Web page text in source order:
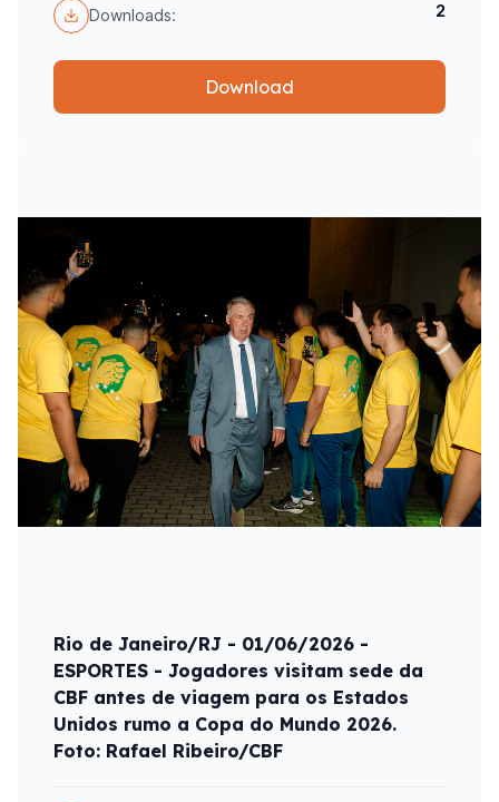
Downloads: 2
Download
Rio de Janeiro/RJ - 01/06/2026 -
ESPORTES - Jogadores visitam sede da
CBF antes de viagem para os Estados
Unidos rumo a Copa do Mundo 2026.
Foto: Rafael Ribeiro/CBF